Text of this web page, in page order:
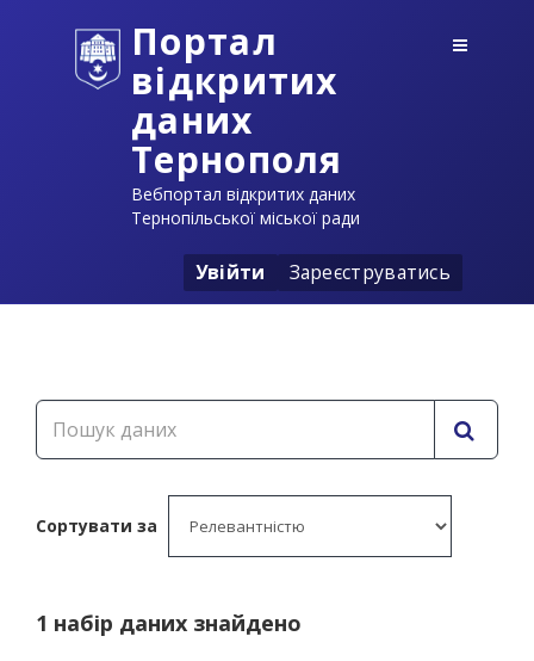
Портал
відкритих
даних
Тернополя
Вебпортал відкритих даних
Тернопільської міської ради
Увійти Зареєструватись
Сортувати за
1 набір даних знайдено